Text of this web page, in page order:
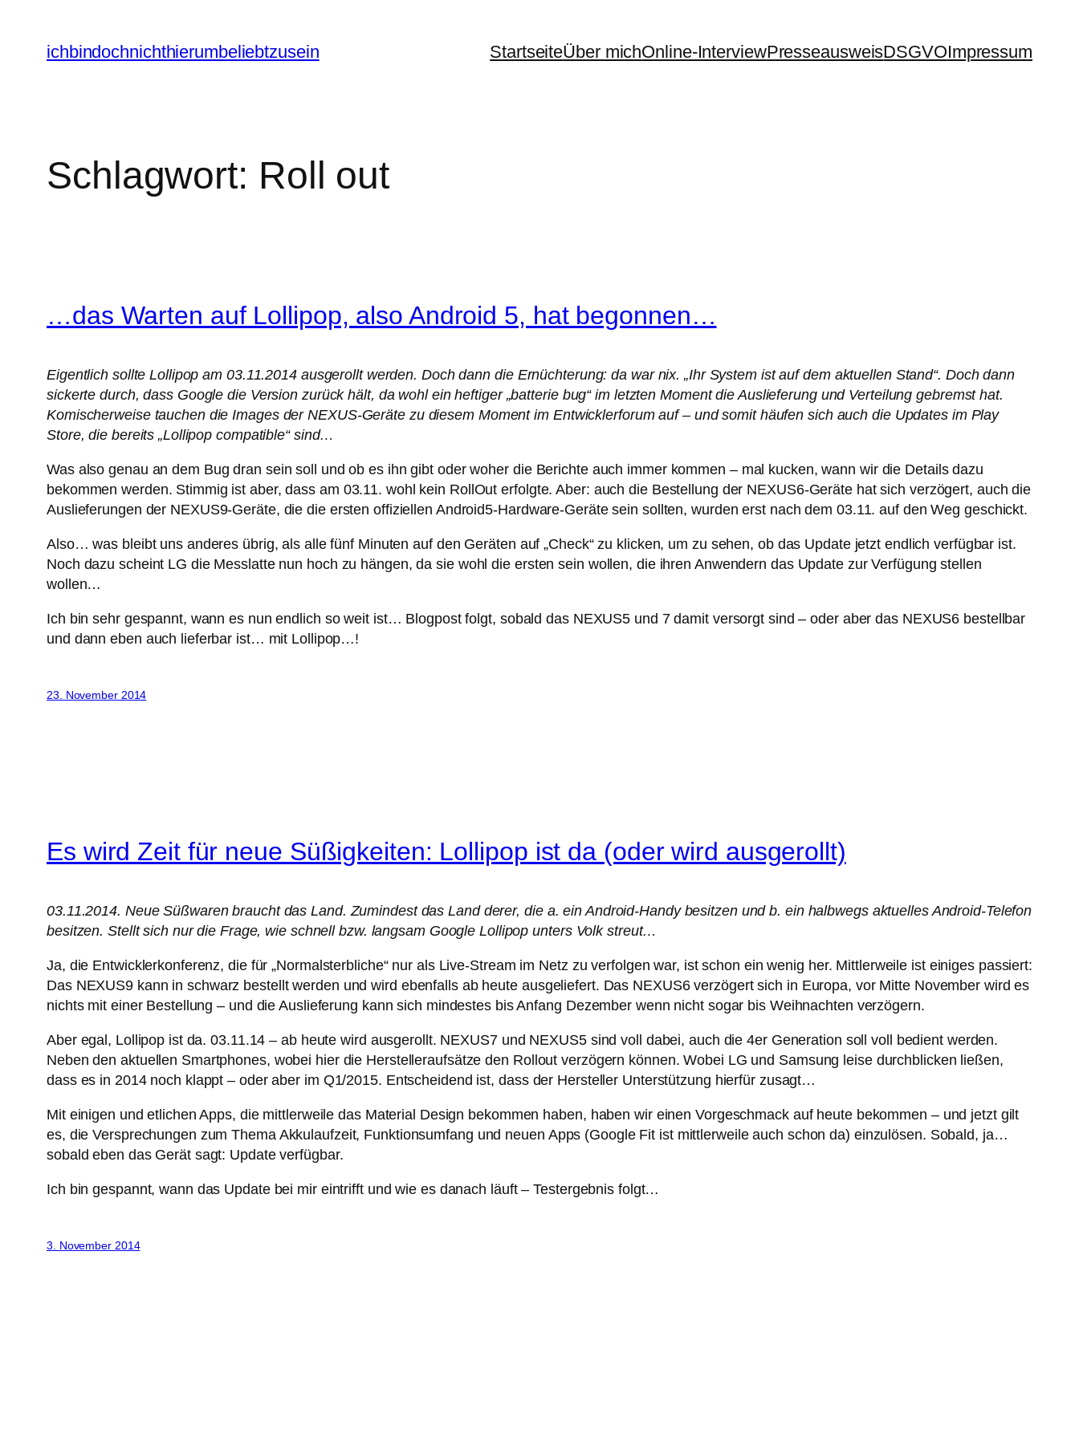
Inhalt
springen
ichbindochnichthierumbeliebtzusein StartseiteÜber michOnline-InterviewPresseausweisDSGVOImpressum
Schlagwort: Roll out
…das Warten auf Lollipop, also Android 5, hat begonnen…
Eigentlich sollte Lollipop am 03.11.2014 ausgerollt werden. Doch dann die Ernüchterung: da war nix. „Ihr System ist auf dem aktuellen Stand“. Doch dann
sickerte durch, dass Google die Version zurück hält, da wohl ein heftiger „batterie bug“ im letzten Moment die Auslieferung und Verteilung gebremst hat.
Komischerweise tauchen die Images der NEXUS-Geräte zu diesem Moment im Entwicklerforum auf – und somit häufen sich auch die Updates im Play
Store, die bereits „Lollipop compatible“ sind…
Was also genau an dem Bug dran sein soll und ob es ihn gibt oder woher die Berichte auch immer kommen – mal kucken, wann wir die Details dazu
bekommen werden. Stimmig ist aber, dass am 03.11. wohl kein RollOut erfolgte. Aber: auch die Bestellung der NEXUS6-Geräte hat sich verzögert, auch die
Auslieferungen der NEXUS9-Geräte, die die ersten offiziellen Android5-Hardware-Geräte sein sollten, wurden erst nach dem 03.11. auf den Weg geschickt.
Also… was bleibt uns anderes übrig, als alle fünf Minuten auf den Geräten auf „Check“ zu klicken, um zu sehen, ob das Update jetzt endlich verfügbar ist.
Noch dazu scheint LG die Messlatte nun hoch zu hängen, da sie wohl die ersten sein wollen, die ihren Anwendern das Update zur Verfügung stellen
wollen…
Ich bin sehr gespannt, wann es nun endlich so weit ist… Blogpost folgt, sobald das NEXUS5 und 7 damit versorgt sind – oder aber das NEXUS6 bestellbar
und dann eben auch lieferbar ist… mit Lollipop…!
23. November 2014
Es wird Zeit für neue Süßigkeiten: Lollipop ist da (oder wird ausgerollt)
03.11.2014. Neue Süßwaren braucht das Land. Zumindest das Land derer, die a. ein Android-Handy besitzen und b. ein halbwegs aktuelles Android-Telefon
besitzen. Stellt sich nur die Frage, wie schnell bzw. langsam Google Lollipop unters Volk streut…
Ja, die Entwicklerkonferenz, die für „Normalsterbliche“ nur als Live-Stream im Netz zu verfolgen war, ist schon ein wenig her. Mittlerweile ist einiges passiert:
Das NEXUS9 kann in schwarz bestellt werden und wird ebenfalls ab heute ausgeliefert. Das NEXUS6 verzögert sich in Europa, vor Mitte November wird es
nichts mit einer Bestellung – und die Auslieferung kann sich mindestes bis Anfang Dezember wenn nicht sogar bis Weihnachten verzögern.
Aber egal, Lollipop ist da. 03.11.14 – ab heute wird ausgerollt. NEXUS7 und NEXUS5 sind voll dabei, auch die 4er Generation soll voll bedient werden.
Neben den aktuellen Smartphones, wobei hier die Herstelleraufsätze den Rollout verzögern können. Wobei LG und Samsung leise durchblicken ließen,
dass es in 2014 noch klappt – oder aber im Q1/2015. Entscheidend ist, dass der Hersteller Unterstützung hierfür zusagt…
Mit einigen und etlichen Apps, die mittlerweile das Material Design bekommen haben, haben wir einen Vorgeschmack auf heute bekommen – und jetzt gilt
es, die Versprechungen zum Thema Akkulaufzeit, Funktionsumfang und neuen Apps (Google Fit ist mittlerweile auch schon da) einzulösen. Sobald, ja…
sobald eben das Gerät sagt: Update verfügbar.
Ich bin gespannt, wann das Update bei mir eintrifft und wie es danach läuft – Testergebnis folgt…
3. November 2014